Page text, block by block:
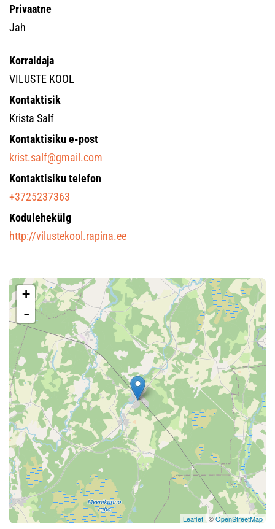
Privaatne
Jah
Korraldaja
VILUSTE KOOL
Kontaktisik
Krista Salf
Kontaktisiku e-post
krist.salf@gmail.com
Kontaktisiku telefon
+3725237363
Kodulehekülg
http://vilustekool.rapina.ee
+
-
Leaflet | ©OpenStreetMap